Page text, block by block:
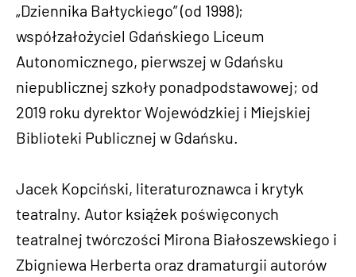
„Dziennika Bałtyckiego” (od 1998);
współzałożyciel Gdańskiego Liceum
Autonomicznego, pierwszej w Gdańsku
niepublicznej szkoły ponadpodstawowej; od
2019 roku dyrektor Wojewódzkiej i Miejskiej
Biblioteki Publicznej w Gdańsku.
Jacek Kopciński, literaturoznawca i krytyk
teatralny. Autor książek poświęconych
teatralnej twórczości Mirona Białoszewskiego i
Zbigniewa Herberta oraz dramaturgii autorów